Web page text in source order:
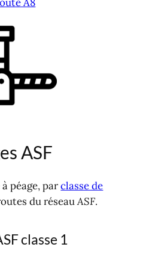
A8
ASF
péage, parclasse de
du réseauASF.
classe 1